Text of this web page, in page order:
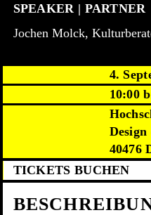
SPEAKER | PARTNER
Jochen Molck,
4.
10:00
40476
TICKETS BUCHEN